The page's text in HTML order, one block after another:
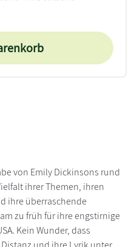
von Emily Dickinsons rund
ihrer Themen, ihren
ihre überraschende
zu früh für ihre engstirnige
Kein Wunder, dass